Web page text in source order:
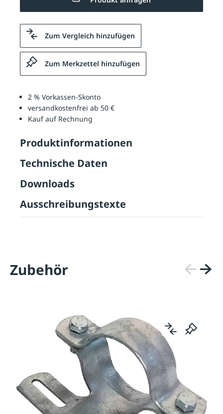
Zum Vergleich hinzufügen
Zum Merkzettel hinzufügen
2 % Vorkassen-Skonto
versandkostenfrei ab 50 €
Kauf auf Rechnung
Produktinformationen
Technische Daten
Downloads
Ausschreibungstexte
Zubehör